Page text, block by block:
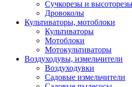
Сучкорезы и высоторезы
Дровоколы
Культиваторы, мотоблоки
Культиваторы
Мотоблоки
Мотокультиваторы
Воздуходувы, измельчители
Воздуходувки
Садовые измельчители